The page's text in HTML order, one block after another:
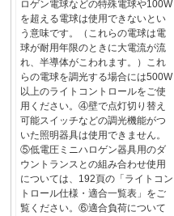
ロゲン電球などの特殊電球や100W
を超える電球は使用できないとい
う意味です。（これらの電球は電
球が耐用年限のときに大電流が流
れ、半導体がこわれます。）これ
らの電球を調光する場合には500W
以上のライトコントロールをご使
用ください。④壁で点灯切り替え
可能スイッチなどの調光機能がつ
いた照明器具は使用できません。
⑤低電圧ミニハロゲン器具用のダ
ウントランスとの組み合わせ使用
については、192頁の「ライトコン
トロール仕様・適合一覧表」をご
覧ください。⑥適合負荷について